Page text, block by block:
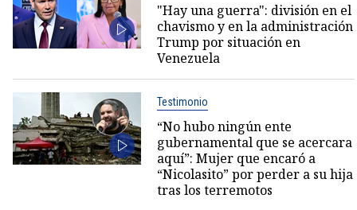
"Hay una guerra": división en el
chavismo y en la administración
Trump por situación en
Venezuela
Testimonio
“No hubo ningún ente
gubernamental que se acercara
aquí”: Mujer que encaró a
“Nicolasito” por perder a su hija
tras los terremotos